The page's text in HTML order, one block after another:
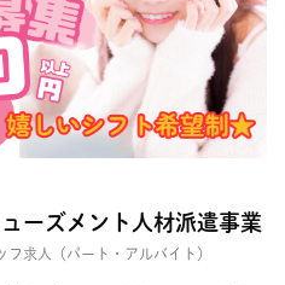
ーズメント人材派遣事業
求人（パート・アルバイト）